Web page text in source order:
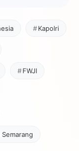
Kapolri
FWJI